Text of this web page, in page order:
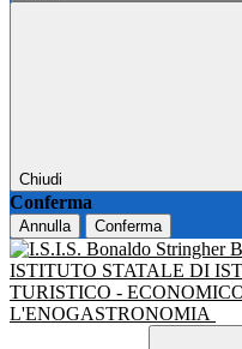
Chiudi
Conferma
Annulla Conferma
ISTITUTO STATALE DI
TURISTICO -
L'ENOGASTRONOMIA